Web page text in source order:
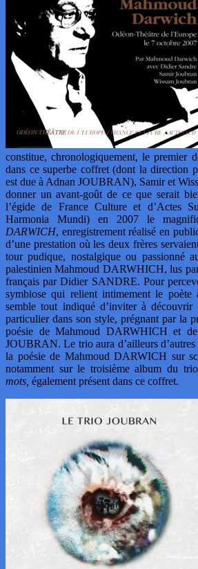
constitue, chronologiquement, le premier
dans ce superbe coffret (dont la direction
est due à Adnan JOUBRAN), Samir et
donner un avant-goût de ce que serait
l’égide de France Culture et d’Actes
Harmonia Mundi) en 2007 le
DARWICH, enregistrement réalisé en
d’une prestation où les deux frères
tour pudique, nostalgique ou passionné
palestinien Mahmoud DARWHICH, lus par
français par Didier SANDRE. Pour
symbiose qui relient intimement le
semble tout indiqué d’inviter à découvrir
particulier dans son style, prégnant par la
poésie de Mahmoud DARWHICH et
JOUBRAN. Le trio aura d’ailleurs
la poésie de Mahmoud DARWICH sur
notamment sur le troisième album du
mots, également présent dans ce coffret.